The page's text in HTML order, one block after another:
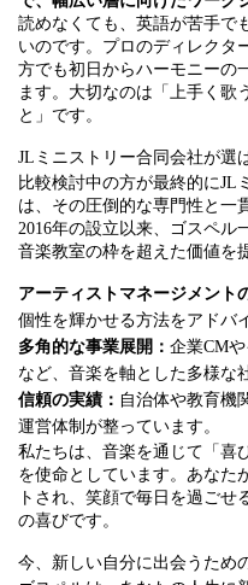
読めなくても、英語が苦手で
いのです。プロのディレクタ
方でも初日からハーモニーの
ます。大切なのは「上手く歌
と」です。
JLミニストリー合同会社が選
比較検討中の方が最終的にJL
は、その圧倒的な専門性と一
2016年の設立以来、ゴスペル
音楽教室の枠を超えた価値を
アーティストマネージメント
個性を輝かせる方法をアドバ
多角的な事業展開： 企業CM
など、音楽を軸とした多様な
信頼の実績： 自治体や教育機
運営体制が整っています。
私たちは、音楽を通じて「喜
を使命としています。あなた
トされ、笑顔で毎日を過ご
の喜びです。
今、新しい自分に出会うため